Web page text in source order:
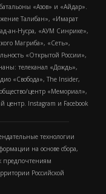
«Азов» и «Айдар».
Талибан», «Имарат
ан-Нусра, «АУМ Синрике»,
Магриба», «Сеть»,
«Открытой России»,
телеканал «Дождь»,
«Свобода», The Insider,
центр «Мемориал»,
Instagram и Facebook
технологии
на основе сбора,
предпочтениям
Российской